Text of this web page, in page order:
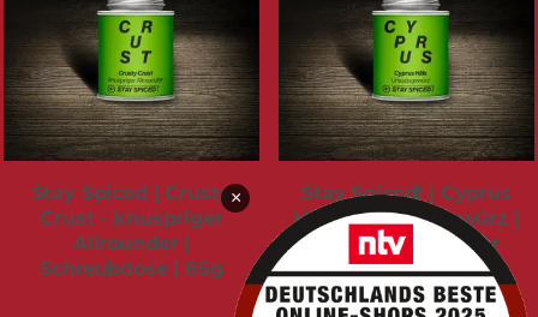
Stay Spiced | Crusty
Crust - knuspriger
Allrounder |
Schraubdose | 85g
Stay Spiced! | Cyprus
Hills - Urlaubsgewürz |
Urlaubsgewürz für
Grillmomente mit
Sonne im Geschmack
×